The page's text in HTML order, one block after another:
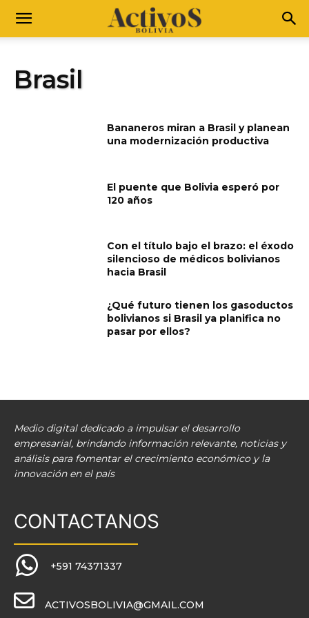
Brasil
Bananeros miran a Brasil y planean
una modernización productiva
El puente que Bolivia esperó por
120 años
Con el título bajo el brazo: el éxodo
silencioso de médicos bolivianos
hacia Brasil
¿Qué futuro tienen los gasoductos
bolivianos si Brasil ya planifica no
pasar por ellos?
Medio digital dedicado a impulsar el desarrollo
empresarial, brindando información relevante, noticias y
análisis para fomentar el crecimiento económico y la
innovación en el país
CONTACTANOS
+591 74371337
ACTIVOSBOLIVIA@GMAIL.COM